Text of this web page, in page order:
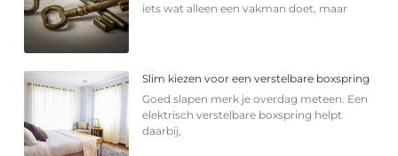
iets wat alleen een vakman doet, maar
Slim kiezen voor een verstelbare boxspring
Goed slapen merk je overdag meteen. Een
elektrisch verstelbare boxspring helpt
daarbij,